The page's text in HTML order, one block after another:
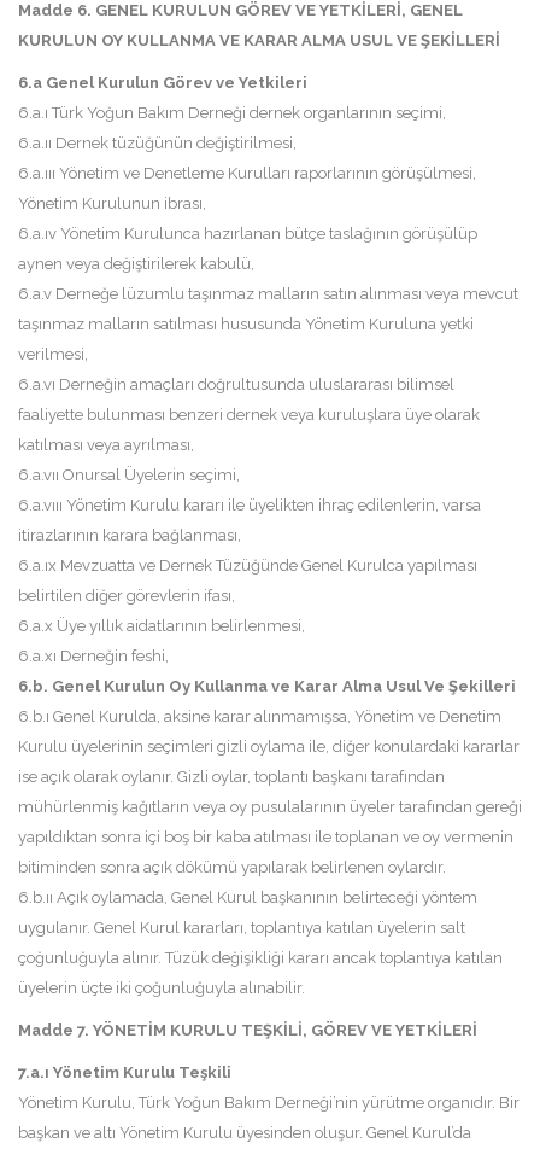
Madde 6. GENEL KURULUN GÖREV VE YETKİLERİ, GENEL
KURULUN OY KULLANMA VE KARAR ALMA USUL VE ŞEKİLLERİ
6.a Genel Kurulun Görev ve Yetkileri
6.a.ı Türk Yoğun Bakım Derneği dernek organlarının seçimi,
6.a.ıı Dernek tüzüğünün değiştirilmesi,
6.a.ııı Yönetim ve Denetleme Kurulları raporlarının görüşülmesi,
Yönetim Kurulunun ibrası,
6.a.ıv Yönetim Kurulunca hazırlanan bütçe taslağının görüşülüp
aynen veya değiştirilerek kabulü,
6.a.v Derneğe lüzumlu taşınmaz malların satın alınması veya mevcut
taşınmaz malların satılması hususunda Yönetim Kuruluna yetki
verilmesi,
6.a.vı Derneğin amaçları doğrultusunda uluslararası bilimsel
faaliyette bulunması benzeri dernek veya kuruluşlara üye olarak
katılması veya ayrılması,
6.a.vıı Onursal Üyelerin seçimi,
6.a.vııı Yönetim Kurulu kararı ile üyelikten ihraç edilenlerin, varsa
itirazlarının karara bağlanması,
6.a.ıx Mevzuatta ve Dernek Tüzüğünde Genel Kurulca yapılması
belirtilen diğer görevlerin ifası,
6.a.x Üye yıllık aidatlarının belirlenmesi,
6.a.xı Derneğin feshi,
6.b. Genel Kurulun Oy Kullanma ve Karar Alma Usul Ve Şekilleri
6.b.ı Genel Kurulda, aksine karar alınmamışsa, Yönetim ve Denetim
Kurulu üyelerinin seçimleri gizli oylama ile, diğer konulardaki kararlar
ise açık olarak oylanır. Gizli oylar, toplantı başkanı tarafından
mühürlenmiş kağıtların veya oy pusulalarının üyeler tarafından gereği
yapıldıktan sonra içi boş bir kaba atılması ile toplanan ve oy vermenin
bitiminden sonra açık dökümü yapılarak belirlenen oylardır.
6.b.ıı Açık oylamada, Genel Kurul başkanının belirteceği yöntem
uygulanır. Genel Kurul kararları, toplantıya katılan üyelerin salt
çoğunluğuyla alınır. Tüzük değişikliği kararı ancak toplantıya katılan
üyelerin üçte iki çoğunluğuyla alınabilir.
Madde 7. YÖNETİM KURULU TEŞKİLİ, GÖREV VE YETKİLERİ
7.a.ı Yönetim Kurulu Teşkili
Yönetim Kurulu, Türk Yoğun Bakım Derneği’nin yürütme organıdır. Bir
başkan ve altı Yönetim Kurulu üyesinden oluşur. Genel Kurul’da